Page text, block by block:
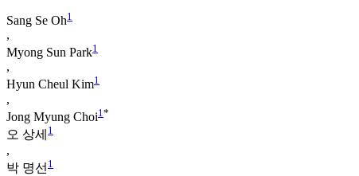
Sang Se Oh1
,
Myong Sun Park1
,
Hyun Cheul Kim1
,
Jong Myung Choi1 *
오 상세 1
,
박 명선 1